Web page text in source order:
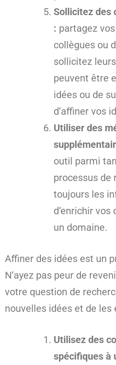
Sollicitez des
: partagez
collègues ou
sollicitez
peuvent être
idées ou de
d’affiner vos
Utiliser des
outil parmi
processus de
toujours les
d’enrichir
un domaine.
Affiner des idées est un
N’ayez pas peur de
votre question de
nouvelles idées et de les
Utilisez des
spécifiques à